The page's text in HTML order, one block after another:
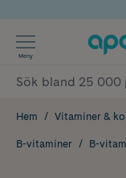
Använd
✓
Meny
Hem Vitaminer &
B-vitaminer B-